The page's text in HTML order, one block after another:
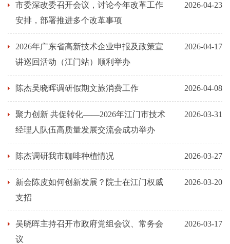
市委深改委召开会议，讨论今年改革工作
安排，部署推进多个改革事项
2026-04-23
2026年广东省高新技术企业申报及政策宣
讲巡回活动（江门站）顺利举办
2026-04-17
陈杰吴晓晖调研假期文旅消费工作 2026-04-08
聚力创新 共促转化——2026年江门市技术
经理人队伍高质量发展交流会成功举办
2026-03-31
陈杰调研我市咖啡种植情况 2026-03-27
新会陈皮如何创新发展？院士在江门权威
支招
2026-03-20
吴晓晖主持召开市政府党组会议、常务会
议
2026-03-17